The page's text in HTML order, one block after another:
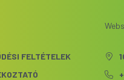
FELTÉTELEK